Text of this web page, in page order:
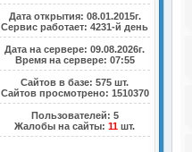
Дата открытия: 08.01.2015г.
Сервис работает: 4231-й день
Дата на сервере: 09.08.2026г.
Время на сервере: 07:55
Сайтов в базе: 575 шт.
Сайтов просмотрено: 1510370
Пользователей: 5
Жалобы на сайты:11 шт.